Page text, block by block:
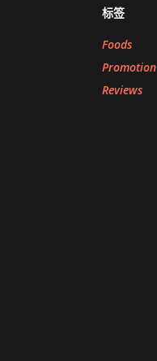
标签
Foods
Promotion
Reviews